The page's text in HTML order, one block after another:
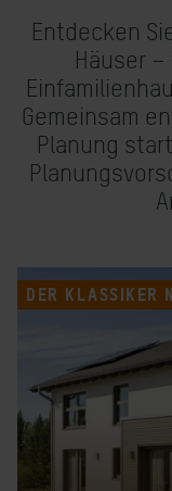
Entdecken
Häuser
Gemeinsam
Planung
DER KLASSIKER